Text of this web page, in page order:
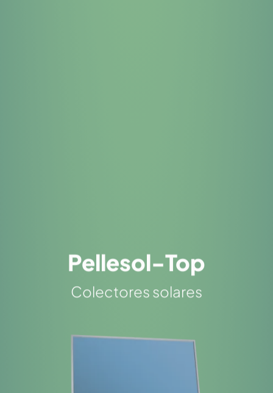
Pellesol-Top
Colectores solares